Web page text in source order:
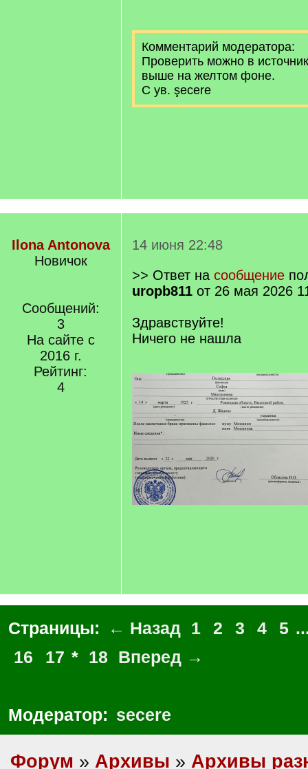
Комментарий модератора:
Проверить можно в
выше на желтом фоне.
С ув. şecere
Ilona Antonova
Новичок
Сообщений:
3
На сайте с
2016 г.
Рейтинг:
4
14 июня 22:48
>> Ответ на сообщение
uropb811 от 26 мая 2026
Здравствуйте!
Ничего не нашла
Страницы: ← Назад 1 2 3 4 5
16
17 * 18 Вперед →
Модератор: secere
Форум » Архивы » Архивы